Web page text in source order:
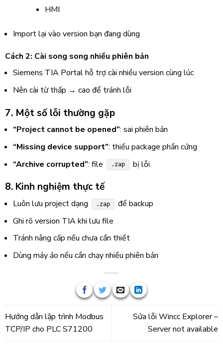
HMI
Import lại vào version bạn đang dùng
Cách 2: Cài song song nhiều phiên bản
Siemens TIA Portalhỗ trợ cài nhiều version cùng lúc
Nên cài từ thấp → cao để tránh lỗi
7. Một số lỗi thường gặp
“Project cannot be opened”: sai phiên bản
“Missing device support”: thiếu package phần cứng
“Archive corrupted”: file .zap bị lỗi
8. Kinh nghiệm thực tế
Luôn lưu project dạng .zap
để backup
Ghi rõ version TIA khi lưu file
Tránh nâng cấp nếu chưa cần thiết
Dùng máy ảo nếu cần chạy nhiều phiên bản
Hướng dẫn lập trình Modbus
TCP/IP cho PLC S71200
Sửa lỗi Wincc Explorer –
Server not available